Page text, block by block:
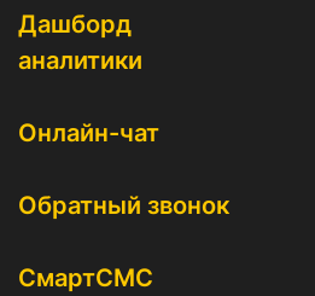
Дашборд
аналитики
Онлайн-чат
Обратный звонок
СмартСМС